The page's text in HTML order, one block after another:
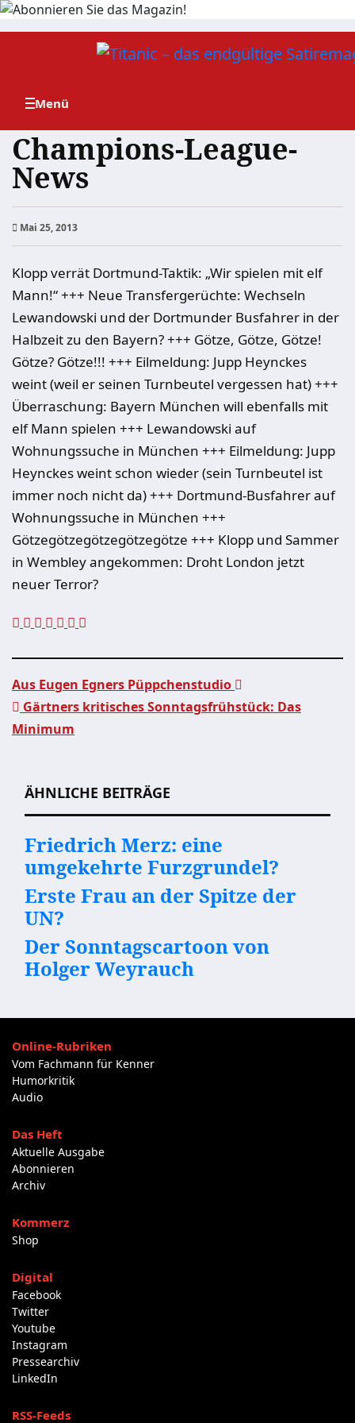
Zum
Champions-League-
News
Mai 25, 2013
Klopp verrät Dortmund-Taktik: „Wir spielen mit elf
Mann!“ +++ Neue Transfergerüchte: Wechseln
Lewandowski und der Dortmunder Busfahrer in der
Halbzeit zu den Bayern? +++ Götze, Götze, Götze!
Götze? Götze!!! +++ Eilmeldung: Jupp Heynckes
weint (weil er seinen Turnbeutel vergessen hat) +++
Überraschung: Bayern München will ebenfalls mit
elf Mann spielen +++ Lewandowski auf
Wohnungssuche in München +++ Eilmeldung: Jupp
Heynckes weint schon wieder (sein Turnbeutel ist
immer noch nicht da) +++ Dortmund-Busfahrer auf
Wohnungssuche in München +++
Götzegötzegötzegötzegötze +++ Klopp und Sammer
in Wembley angekommen: Droht London jetzt
neuer Terror?
Beitragsnavigation
Aus Eugen Egners Püppchenstudio
Gärtners kritisches Sonntagsfrühstück: Das
Minimum
ÄHNLICHE BEITRÄGE
Friedrich Merz: eine
umgekehrte Furzgrundel?
Erste Frau an der Spitze der
UN?
Der Sonntagscartoon von
Holger Weyrauch
Online-Rubriken
Vom Fachmann für Kenner
Humorkritik
Audio
Das Heft
Aktuelle Ausgabe
Abonnieren
Archiv
Kommerz
Shop
Digital
Facebook
Twitter
Youtube
Instagram
Pressearchiv
LinkedIn
RSS-Feeds